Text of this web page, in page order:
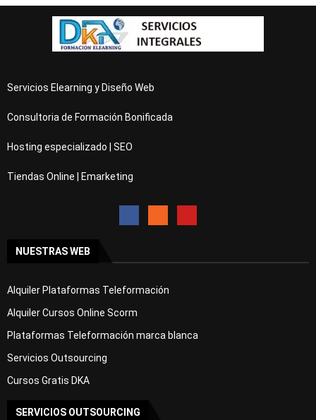
Servicios Elearning y Diseño Web
Consultoria de Formación Bonificada
Hosting especializado | SEO
Tiendas Online | Emarketing
NUESTRAS WEB
Alquiler Plataformas Teleformación
Alquiler Cursos Online Scorm
Plataformas Teleformación marca blanca
Servicios Outsourcing
Cursos Gratis DKA
SERVICIOS OUTSOURCING